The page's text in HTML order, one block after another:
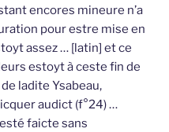
encores mineure n’a
pour estre mise en
assez … [latin] et ce
estoyt à ceste fin de
ladite Ysabeau,
audict (f°24) …
faicte sans